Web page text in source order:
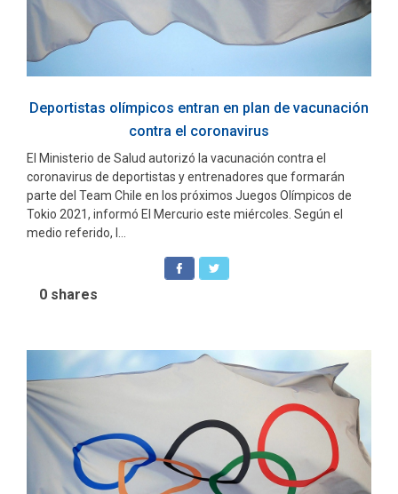
Deportistas olímpicos entran en plan de vacunación
contra el coronavirus
El Ministerio de Salud autorizó la vacunación contra el
coronavirus de deportistas y entrenadores que formarán
parte del Team Chile en los próximos Juegos Olímpicos de
Tokio 2021, informó El Mercurio este miércoles. Según el
medio referido, l...
0 shares